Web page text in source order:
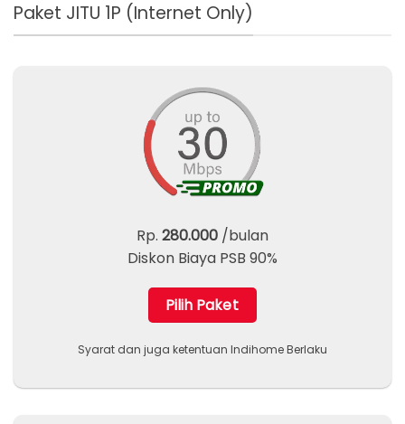
Paket JITU 1P (Internet Only)
Rp. 280.000 /bulan
Diskon Biaya PSB 90%
Pilih Paket
Syarat dan juga ketentuan Indihome Berlaku